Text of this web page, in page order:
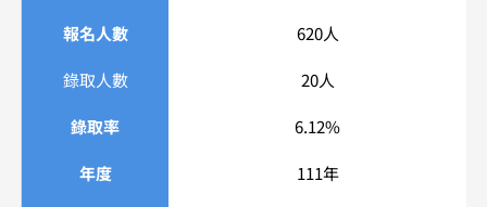
報名人數 620人
錄取人數 20人
錄取率 6.12%
年度 111年